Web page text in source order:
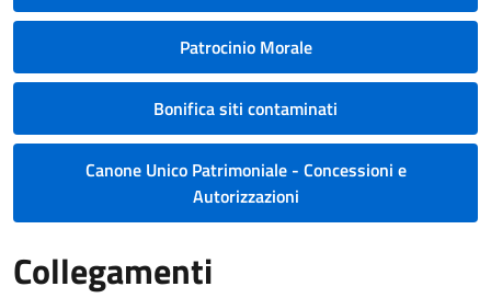
Patrocinio Morale
Bonifica siti contaminati
Canone Unico Patrimoniale - Concessioni e
Autorizzazioni
Collegamenti